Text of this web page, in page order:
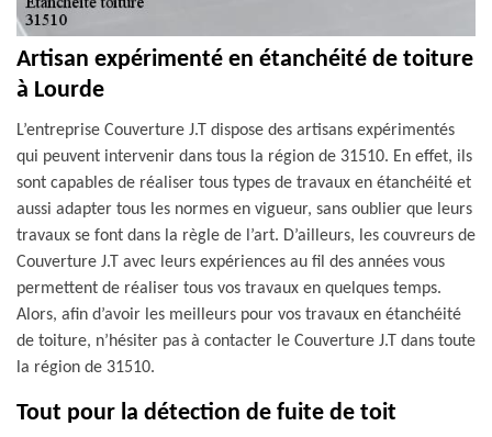
Artisan expérimenté en étanchéité de toiture
à Lourde
L’entreprise Couverture J.T dispose des artisans expérimentés
qui peuvent intervenir dans tous la région de 31510. En effet, ils
sont capables de réaliser tous types de travaux en étanchéité et
aussi adapter tous les normes en vigueur, sans oublier que leurs
travaux se font dans la règle de l’art. D’ailleurs, les couvreurs de
Couverture J.T avec leurs expériences au fil des années vous
permettent de réaliser tous vos travaux en quelques temps.
Alors, afin d’avoir les meilleurs pour vos travaux en étanchéité
de toiture, n’hésiter pas à contacter le Couverture J.T dans toute
la région de 31510.
Tout pour la détection de fuite de toit